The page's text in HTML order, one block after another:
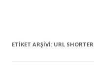
ETIKET ARŞIVI: URL SHORTER